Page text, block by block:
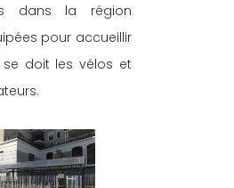
dans la région
pour accueillir
doit les vélos et